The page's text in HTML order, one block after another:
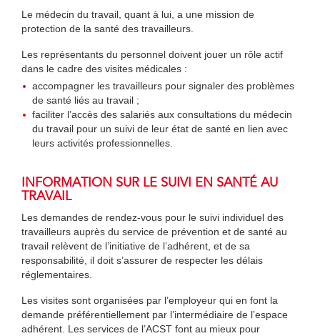
Le médecin du travail, quant à lui, a une mission de
protection de la santé des travailleurs.
Les représentants du personnel doivent jouer un rôle actif
dans le cadre des visites médicales :
accompagner les travailleurs pour signaler des problèmes
de santé liés au travail ;
faciliter l’accès des salariés aux consultations du médecin
du travail pour un suivi de leur état de santé en lien avec
leurs activités professionnelles.
INFORMATION SUR LE SUIVI EN SANTÉ AU
TRAVAIL
Les demandes de rendez-vous pour le suivi individuel des
travailleurs auprès du service de prévention et de santé au
travail relèvent de l’initiative de l’adhérent, et de sa
responsabilité, il doit s’assurer de respecter les délais
réglementaires.
Les visites sont organisées par l’employeur qui en font la
demande préférentiellement par l’intermédiaire de l’espace
adhérent. Les services de l’ACST font au mieux pour